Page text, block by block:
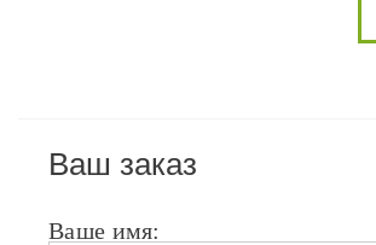
Ваш заказ
Ваше имя: